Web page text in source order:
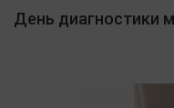
День диагностики